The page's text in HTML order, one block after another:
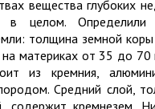
вещества глубоких
в целом. Определили
толщина земной
материках от 35 до 70
из кремния,
Средний слой,
содержит кремнезем.